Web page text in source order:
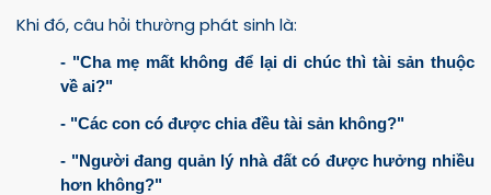
Khi đó, câu hỏi thường phát sinh là:
- "Cha mẹ mất không để lại di chúc thì tài sản thuộc
về ai?"
- "Các con có được chia đều tài sản không?"
- "Người đang quản lý nhà đất có được hưởng nhiều
hơn không?"